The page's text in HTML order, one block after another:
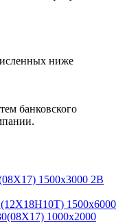
ниже
банковского
1500х3000 2B
1500х6000
1000х2000